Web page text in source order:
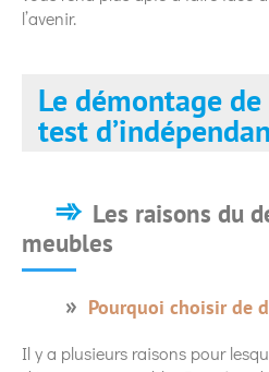
l’avenir.
Le démontage
test
Les raisons du
meubles
Pourquoi choisir de
Il y a plusieurs raisons pour